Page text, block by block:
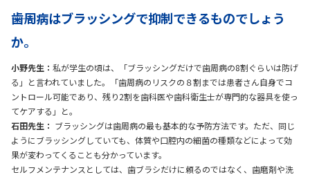
――歯周病はブラッシングで抑制できるものでしょう
か。
小野先生： 私が学生の頃は、「ブラッシングだけで歯周病の8割ぐらいは防げ
る」と言われていました。「歯周病のリスクの８割までは患者さん自身でコ
ントロール可能であり、残り2割を歯科医や歯科衛生士が専門的な器具を使っ
てケアする」と。
石田先生： ブラッシングは歯周病の最も基本的な予防方法です。ただ、同じ
ようにブラッシングしていても、体質や口腔内の細菌の種類などによって効
果が変わってくることも分かっています。
セルフメンテナンスとしては、歯ブラシだけに頼るのではなく、歯磨剤や洗